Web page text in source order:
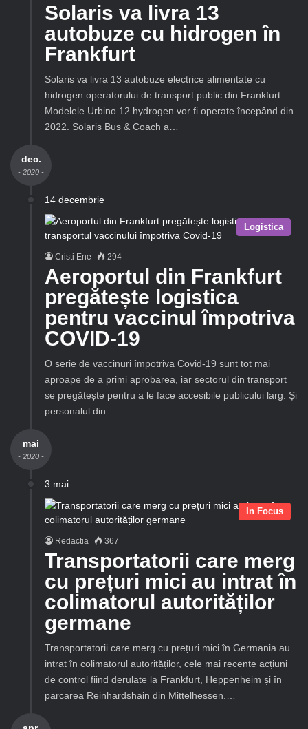
Solaris va livra 13
autobuze cu hidrogen în
Frankfurt
Solaris va livra 13 autobuze electrice alimentate cu
hidrogen operatorului de transport public din Frankfurt.
Modelele Urbino 12 hydrogen vor fi operate începând din
2022. Solaris Bus & Coach a…
dec.
- 2020 -
14 decembrie
Logistica
Cristi Ene 294
Aeroportul din Frankfurt
pregătește logistica
pentru vaccinul împotriva
COVID-19
O serie de vaccinuri împotriva Covid-19 sunt tot mai
aproape de a primi aprobarea, iar sectorul din transport
se pregătește pentru a le face accesibile publicului larg. Și
personalul din…
mai
- 2020 -
3 mai
In Focus
Redactia 367
Transportatorii care merg
cu prețuri mici au intrat în
colimatorul autorităților
germane
Transportatorii care merg cu prețuri mici în Germania au
intrat în colimatorul autorităților, cele mai recente acțiuni
de control fiind derulate la Frankfurt, Heppenheim și în
parcarea Reinhardshain din Mittelhessen.…